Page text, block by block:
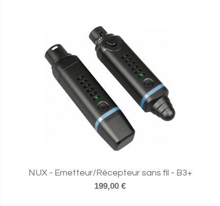
NUX - Emetteur/Récepteur sans fil - B3+
199,00 €